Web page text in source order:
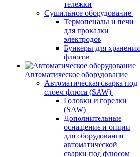
тележки
Сушильное оборудование
Термопеналы и печи
для прокалки
электродов
Бункеры для хранения
флюсов
Автоматическое оборудование
Автоматическая сварка под
слоем флюса (SAW)
Головки и горелки
(SAW)
Дополнительные
оснащение и опции
для оборудования
автоматической
сварки под флюсом